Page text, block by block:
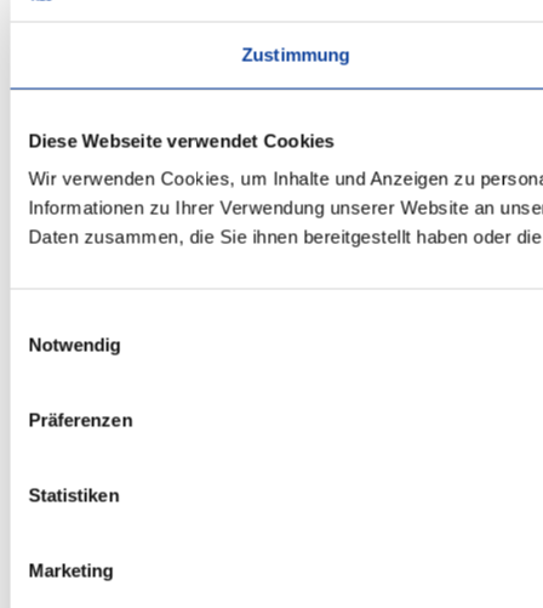
Zustimmung
Diese Webseite verwendet Cookies
Wir verwenden Cookies, um Inhalte und Anzeigen zu
Informationen zu Ihrer Verwendung unserer Website an
Daten zusammen, die Sie ihnen bereitgestellt haben oder
Notwendig
Präferenzen
Statistiken
Marketing